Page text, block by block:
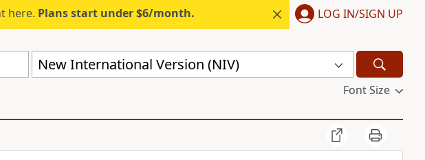
here. Plans start under $6/month. LOG IN/SIGN UP
New International Version (NIV)
Font Size